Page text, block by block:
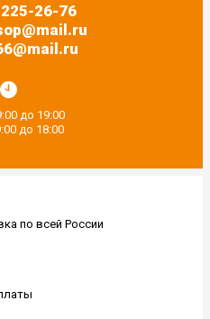
26-76
до 19:00
до 18:00
по всей России